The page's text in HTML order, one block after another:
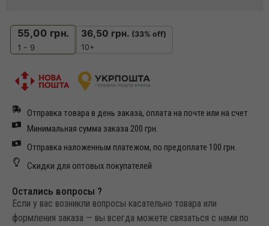
55,00 грн.
1 - 9
36,50 грн. (33% off)
10+
Отправка товара в день заказа, оплата на почте или на счет
Минимальная сумма заказа 200 грн.
Отправка наложенным платежом, по предоплате 100 грн.
Скидки для оптовых покупателей
Остались вопросы ?
Если у вас возникли вопросы касательно товара или
формления заказа — вы всегда можете связаться с нами по